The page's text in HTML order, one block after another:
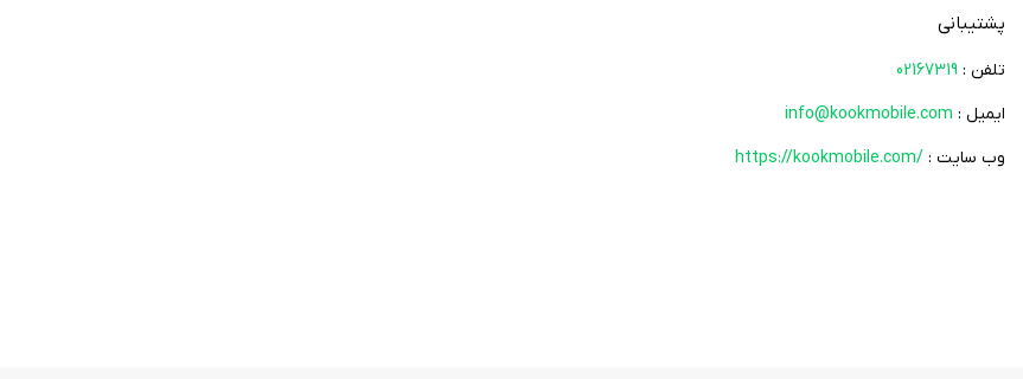
پشتیبانی
تلفن : 02167319
ایمیل : info@kookmobile.com
وب سایت : https://kookmobile.com/